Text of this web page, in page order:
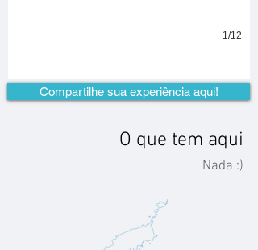
1/12
Compartilhe sua experiência aqui!
O que tem aqui
Nada :)